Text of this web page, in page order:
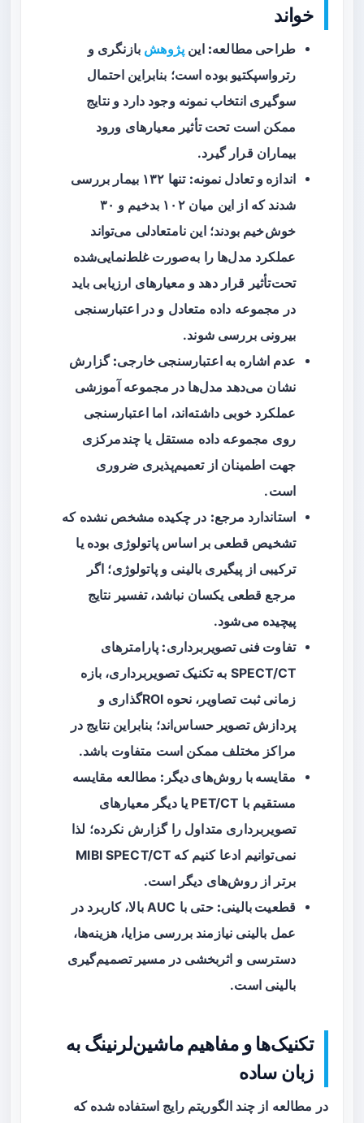
خواند
طراحی مطالعه: این پژوهش بازنگری و
رترواسپکتیو بوده است؛ بنابراین احتمال
سوگیری انتخاب نمونه وجود دارد و نتایج
ممکن است تحت تأثیر معیارهای ورود
بیماران قرار گیرد.
اندازه و تعادل نمونه:
تنها ۱۳۲ بیمار بررسی
شدند که از این میان ۱۰۲ بدخیم و ۳۰
خوش‌خیم بودند؛ این نامتعادلی می‌تواند
عملکرد مدل‌ها را به‌صورت غلط‌نمایی‌شده
تحت‌تأثیر قرار دهد و معیارهای ارزیابی باید
در مجموعه داده متعادل و در اعتبارسنجی
بیرونی بررسی شوند.
عدم اشاره به اعتبارسنجی خارجی: گزارش
نشان می‌دهد مدل‌ها در مجموعه آموزشی
عملکرد خوبی داشته‌اند، اما اعتبارسنجی
روی مجموعه داده مستقل یا چندمرکزی
جهت اطمینان از تعمیم‌پذیری ضروری
است.
استاندارد مرجع: در چکیده مشخص نشده که
تشخیص قطعی بر اساس پاتولوژی بوده یا
ترکیبی از پیگیری بالینی و پاتولوژی؛ اگر
مرجع قطعی یکسان نباشد، تفسیر نتایج
پیچیده می‌شود.
تفاوت فنی تصویربرداری: پارامترهای
SPECT/CT به تکنیک تصویربرداری، بازه
زمانی ثبت تصاویر، نحوه ROI‌گذاری و
پردازش تصویر حساس‌اند؛ بنابراین نتایج در
مراکز مختلف ممکن است متفاوت باشد.
مقایسه با روش‌های دیگر: مطالعه مقایسه
مستقیم با PET/CT یا دیگر معیارهای
تصویربرداری متداول را گزارش نکرده؛ لذا
نمی‌توانیم ادعا کنیم که MIBI SPECT/CT
برتر از روش‌های دیگر است.
قطعیت بالینی:
حتی با AUC بالا، کاربرد در
عمل بالینی نیازمند بررسی مزایا، هزینه‌ها،
دسترسی و اثربخشی در مسیر تصمیم‌گیری
بالینی است.
تکنیک‌ها و مفاهیم ماشین‌لرنینگ به
زبان ساده
در مطالعه از چند الگوریتم رایج استفاده شده که